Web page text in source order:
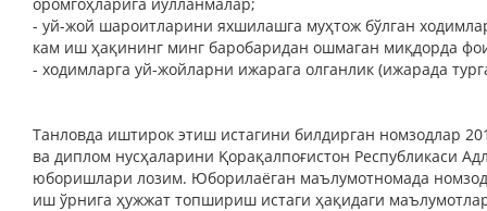
- уй-жой шароитларини яхшилашга муҳтож бўлган
кам иш ҳақининг минг баробаридан ошмаган миқдорда
- ходимларга уй-жойларни ижарага олганлик (ижарада
Танловда иштирок этиш истагини билдирган номзодлар
ва диплом нусҳаларини Қорақалпоғистон Республикаси
юборишлари лозим. Юборилаёган маълумотномада
иш ўрнига ҳужжат топшириш истаги ҳақидаги